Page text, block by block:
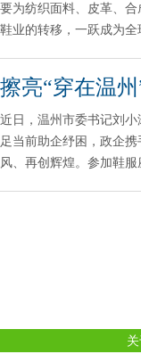
要为纺织面料、皮革、
鞋业的转移，一跃成为全
擦亮“穿在温
近日，温州市委书记刘
足当前助企纾困，政企
风、再创辉煌。参加鞋服